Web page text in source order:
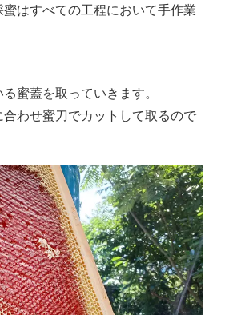
はすべての工程において手作業
蜜蓋を取っていきます。
わせ蜜刀でカットして取るので